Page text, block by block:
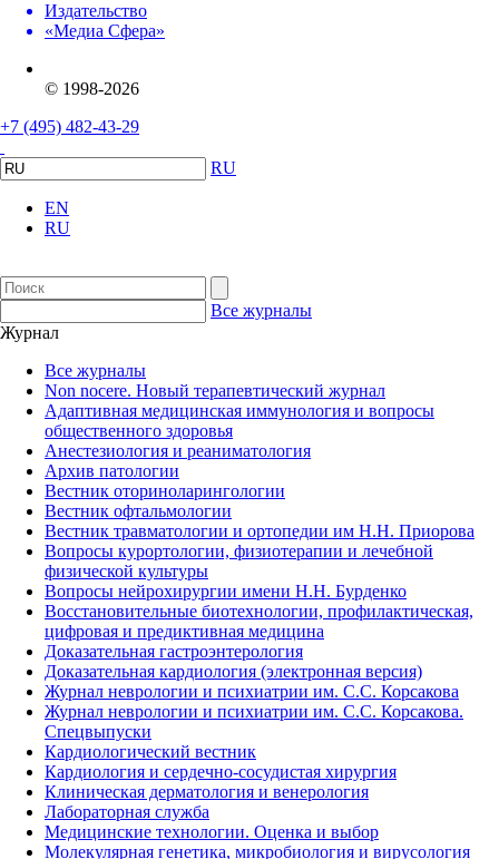
Издательство
«Медиа Сфера»
© 1998-2026
+7 (495) 482-43-29
RU
EN
RU
Все журналы
Журнал
Все журналы
Non nocere. Новый терапевтический журнал
Адаптивная медицинская иммунология и вопросы
общественного здоровья
Анестезиология и реаниматология
Архив патологии
Вестник оториноларингологии
Вестник офтальмологии
Вестник травматологии и ортопедии им Н.Н. Приорова
Вопросы курортологии, физиотерапии и лечебной
физической культуры
Вопросы нейрохирургии имени Н.Н. Бурденко
Восстановительные биотехнологии, профилактическая,
цифровая и предиктивная медицина
Доказательная гастроэнтерология
Доказательная кардиология (электронная версия)
Журнал неврологии и психиатрии им. С.С. Корсакова
Журнал неврологии и психиатрии им. С.С. Корсакова.
Спецвыпуски
Кардиологический вестник
Кардиология и сердечно-сосудистая хирургия
Клиническая дерматология и венерология
Лабораторная служба
Медицинские технологии. Оценка и выбор
Молекулярная генетика, микробиология и вирусология